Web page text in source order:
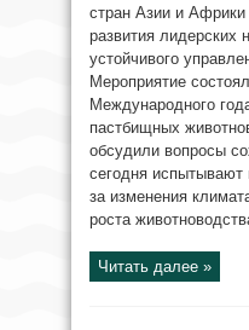
стран Азии и
развития лидерских
устойчивого
Мероприятие
Международного
пастбищных
обсудили вопросы
сегодня
за изменения
роста
Читать далее »